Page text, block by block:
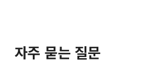
자주 묻는 질문